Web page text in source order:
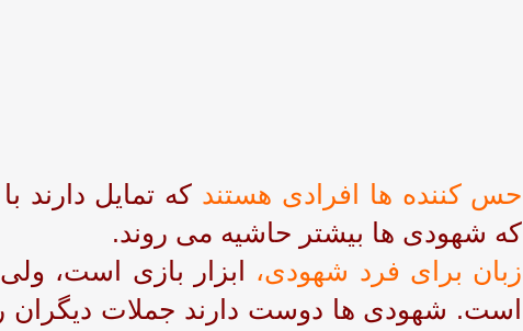
حس کننده ها افرادی هستند که تمایل دارند
که شهودی ها بیشتر حاشیه می روند.
زبان برای فرد شهودی،
ابزار بازی است،
است. شهودی ها دوست دارند جملات دیگران